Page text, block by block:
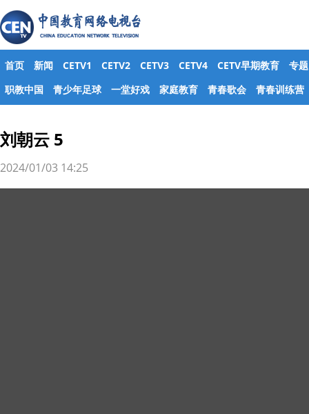
首页 新闻 CETV1 CETV2 CETV3 CETV4 CETV早期教育
专题
职教中国
青少年足球 一堂好戏 家庭教育 青春歌会 青春训练营
刘朝云 5
2024/01/03 14:25